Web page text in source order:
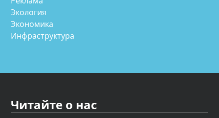
Экология
Экономика
Инфраструктура
Читайте о нас